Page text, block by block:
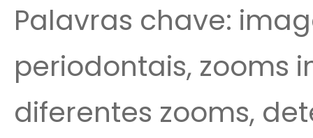
Palavras chave:
periodontais, zooms
diferentes zooms,